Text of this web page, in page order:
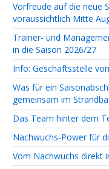
Vorfreude auf die neue
voraussichtlich Mitte
Trainer- und
in die Saison 2026/27
Info: Geschäftsstelle
Was für ein
gemeinsam im
Das Team hinter dem
Nachwuchs-Power für
Vom Nachwuchs direkt